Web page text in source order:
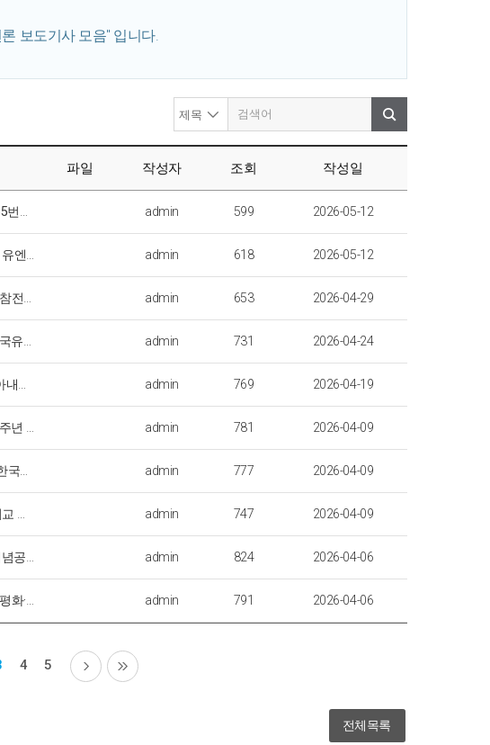
보도기사 모음" 입니다.
파일 작성자 조회 작성일
admin 599 2026-05-12
admin 618 2026-05-12
admin 653 2026-04-29
admin 731 2026-04-24
admin 769 2026-04-19
admin 781 2026-04-09
admin 777 2026-04-09
admin 747 2026-04-09
admin 824 2026-04-06
admin 791 2026-04-06
4 5
전체목록